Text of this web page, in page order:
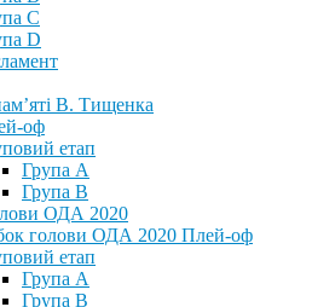
С
D
В. Тищенка
оф
етап
Група А
Група В
ОДА 2020
голови ОДА 2020 Плей-оф
етап
Група A
Група B